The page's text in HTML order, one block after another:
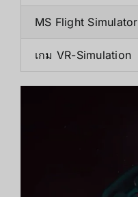
MS Flight Simulator
เกม VR-Simulation